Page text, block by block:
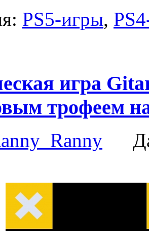
PS5-игры,
игра
трофеем